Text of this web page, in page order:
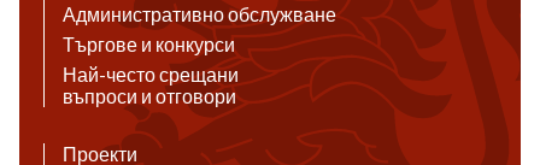
Административно обслужване
Търгове и конкурси
Най-често срещани
въпроси и отговори
Проекти